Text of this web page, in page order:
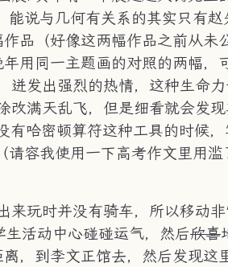
说与几何有关系的其实只有
品（好像这两幅作品之前从
用同一主题画的对照的两幅
发出强烈的热情，这种生命
满天乱飞，但是细看就会发
哈密顿算符这种工具的时候
容我使用一下高考作文里用
玩时并没有骑车，所以移动
活动中心碰碰运气，然后欣喜
，到李文正馆去，然后发现